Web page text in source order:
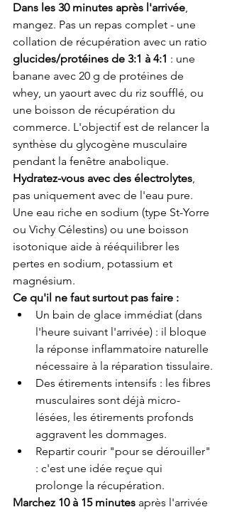
Dans les 30 minutes après l'arrivée,
mangez. Pas un repas complet - une
collation de récupération avec un ratio
glucides/protéines de 3:1 à 4:1 : une
banane avec 20 g de protéines de
whey, un yaourt avec du riz soufflé, ou
une boisson de récupération du
commerce. L'objectif est de relancer la
synthèse du glycogène musculaire
pendant la fenêtre anabolique.
Hydratez-vous avec des électrolytes,
pas uniquement avec de l'eau pure.
Une eau riche en sodium (type St-Yorre
ou Vichy Célestins) ou une boisson
isotonique aide à rééquilibrer les
pertes en sodium, potassium et
magnésium.
Ce qu'il ne faut surtout pas faire :
Un bain de glace immédiat (dans
l'heure suivant l'arrivée) : il bloque
la réponse inflammatoire naturelle
nécessaire à la réparation tissulaire.
Des étirements intensifs : les fibres
musculaires sont déjà micro-
lésées, les étirements profonds
aggravent les dommages.
Repartir courir "pour se dérouiller"
: c'est une idée reçue qui
prolonge la récupération.
Marchez 10 à 15 minutes après l'arrivée